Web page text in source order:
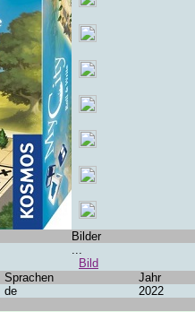
Bilder
...
Bild
Sprachen
Jahr
de
2022